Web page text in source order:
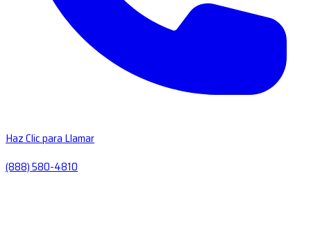
Haz Clic para Llamar
(888) 580-4810